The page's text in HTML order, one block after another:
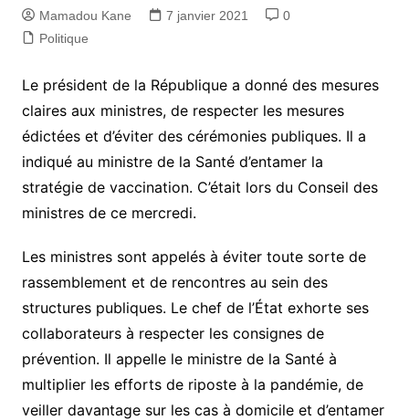
Mamadou Kane 7 janvier 2021
0
Politique
Le président de la République a donné des mesures
claires aux ministres, de respecter les mesures
édictées et d’éviter des cérémonies publiques. Il a
indiqué au ministre de la Santé d’entamer la
stratégie de vaccination. C’était lors du Conseil des
ministres de ce mercredi.
Les ministres sont appelés à éviter toute sorte de
rassemblement et de rencontres au sein des
structures publiques. Le chef de l’État exhorte ses
collaborateurs à respecter les consignes de
prévention. Il appelle le ministre de la Santé à
multiplier les efforts de riposte à la pandémie, de
veiller davantage sur les cas à domicile et d’entamer